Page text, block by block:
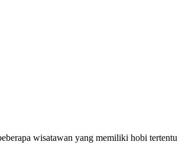
wisatawan yang memiliki hobi tertentu